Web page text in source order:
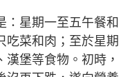
：星期一至五午餐和
吃菜和肉；至於星期
堡等食物。初時，